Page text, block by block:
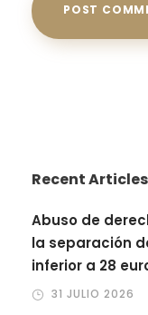
Recent Articles
Abuso de
la separación
inferior a 28
31 JULIO 2026